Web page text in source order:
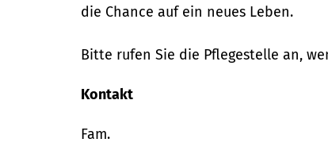
die Chance auf ein neues Leben.
Bitte rufen Sie die Pflegestelle an,
Kontakt
Fam.